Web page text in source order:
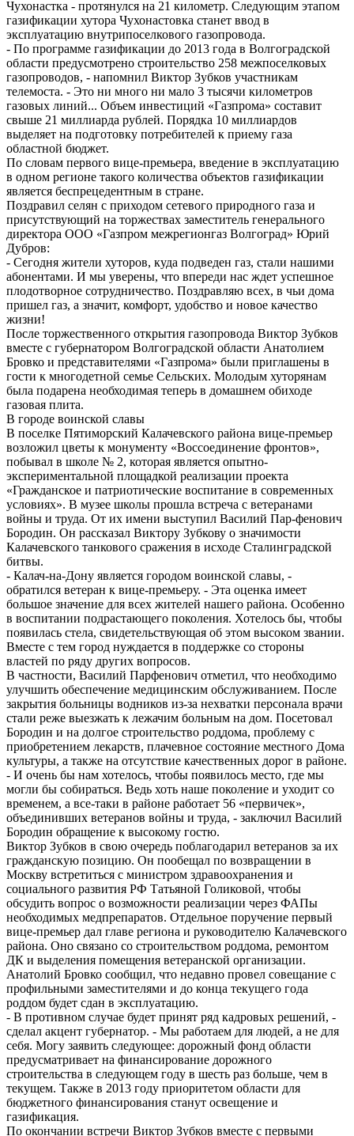
Чухонастка - протянулся на 21 километр. Следующим этапом
газификации хутора Чухонастовка станет ввод в
эксплуатацию внутрипоселкового газопровода.
- По программе газификации до 2013 года в Волгоградской
области предусмотрено строительство 258 межпоселковых
газопроводов, - напомнил Виктор Зубков участникам
телемоста. - Это ни много ни мало 3 тысячи километров
газовых линий... Объем инвестиций «Газпрома» составит
свыше 21 миллиарда рублей. Порядка 10 миллиардов
выделяет на подготовку потребителей к приему газа
областной бюджет.
По словам первого вице-премьера, введение в эксплуатацию
в одном регионе такого количества объектов газификации
является беспрецедентным в стране.
Поздравил селян с приходом сетевого природного газа и
присутствующий на торжествах заместитель генерального
директора ООО «Газпром межрегионгаз Волгоград» Юрий
Дубров:
- Сегодня жители хуторов, куда подведен газ, стали нашими
абонентами. И мы уверены, что впереди нас ждет успешное
плодотворное сотрудничество. Поздравляю всех, в чьи дома
пришел газ, а значит, комфорт, удобство и новое качество
жизни!
После торжественного открытия газопровода Виктор Зубков
вместе с губернатором Волгоградской области Анатолием
Бровко и представителями «Газпрома» были приглашены в
гости к многодетной семье Сельских. Молодым хуторянам
была подарена необходимая теперь в домашнем обиходе
газовая плита.
В городе воинской славы
В поселке Пятиморский Калачевского района вице-премьер
возложил цветы к монументу «Воссоединение фронтов»,
побывал в школе № 2, которая является опытно-
экспериментальной площадкой реализации проекта
«Гражданское и патриотические воспитание в современных
условиях». В музее школы прошла встреча с ветеранами
войны и труда. От их имени выступил Василий Пар-фенович
Бородин. Он рассказал Виктору Зубкову о значимости
Калачевского танкового сражения в исходе Сталинградской
битвы.
- Калач-на-Дону является городом воинской славы, -
обратился ветеран к вице-премьеру. - Эта оценка имеет
большое значение для всех жителей нашего района. Особенно
в воспитании подрастающего поколения. Хотелось бы, чтобы
появилась стела, свидетельствующая об этом высоком звании.
Вместе с тем город нуждается в поддержке со стороны
властей по ряду других вопросов.
В частности, Василий Парфенович отметил, что необходимо
улучшить обеспечение медицинским обслуживанием. После
закрытия больницы водников из-за нехватки персонала врачи
стали реже выезжать к лежачим больным на дом. Посетовал
Бородин и на долгое строительство роддома, проблему с
приобретением лекарств, плачевное состояние местного Дома
культуры, а также на отсутствие качественных дорог в районе.
- И очень бы нам хотелось, чтобы появилось место, где мы
могли бы собираться. Ведь хоть наше поколение и уходит со
временем, а все-таки в районе работает 56 «первичек»,
объединивших ветеранов войны и труда, - заключил Василий
Бородин обращение к высокому гостю.
Виктор Зубков в свою очередь поблагодарил ветеранов за их
гражданскую позицию. Он пообещал по возвращении в
Москву встретиться с министром здравоохранения и
социального развития РФ Татьяной Голиковой, чтобы
обсудить вопрос о возможности реализации через ФАПы
необходимых медпрепаратов. Отдельное поручение первый
вице-премьер дал главе региона и руководителю Калачевского
района. Оно связано со строительством роддома, ремонтом
ДК и выделения помещения ветеранской организации.
Анатолий Бровко сообщил, что недавно провел совещание с
профильными заместителями и до конца текущего года
роддом будет сдан в эксплуатацию.
- В противном случае будет принят ряд кадровых решений, -
сделал акцент губернатор. - Мы работаем для людей, а не для
себя. Могу заявить следующее: дорожный фонд области
предусматривает на финансирование дорожного
строительства в следующем году в шесть раз больше, чем в
текущем. Также в 2013 году приоритетом области для
бюджетного финансирования станут освещение и
газификация.
По окончании встречи Виктор Зубков вместе с первыми